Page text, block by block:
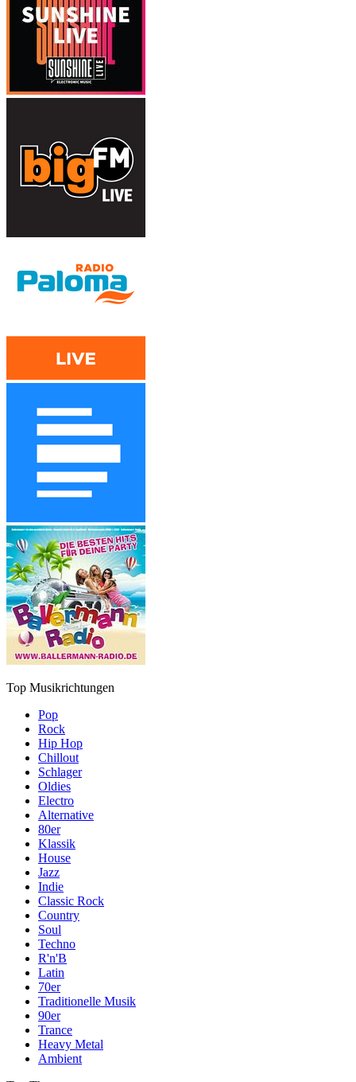
Top Musikrichtungen
Pop
Rock
Hip Hop
Chillout
Schlager
Oldies
Electro
Alternative
80er
Klassik
House
Jazz
Indie
Classic Rock
Country
Soul
Techno
R'n'B
Latin
70er
Traditionelle Musik
90er
Trance
Heavy Metal
Ambient